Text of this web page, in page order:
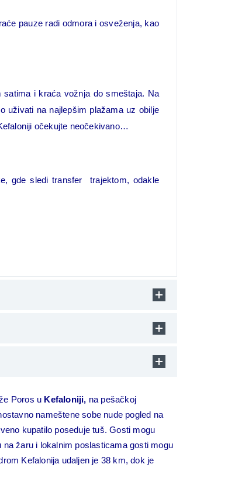
pauze radi odmora i osveženja, kao
satima i kraća vožnja do smeštaja. Na
uživati na najlepšim plažama uz obilje
očekujte neočekivano…
gde sledi transfer trajektom, odakle
Poros u Kefaloniji, na pešačkoj
nameštene sobe nude pogled na
kupatilo poseduje tuš. Gosti mogu
žaru i lokalnim poslasticama gosti mogu
Kefalonija udaljen je 38 km, dok je